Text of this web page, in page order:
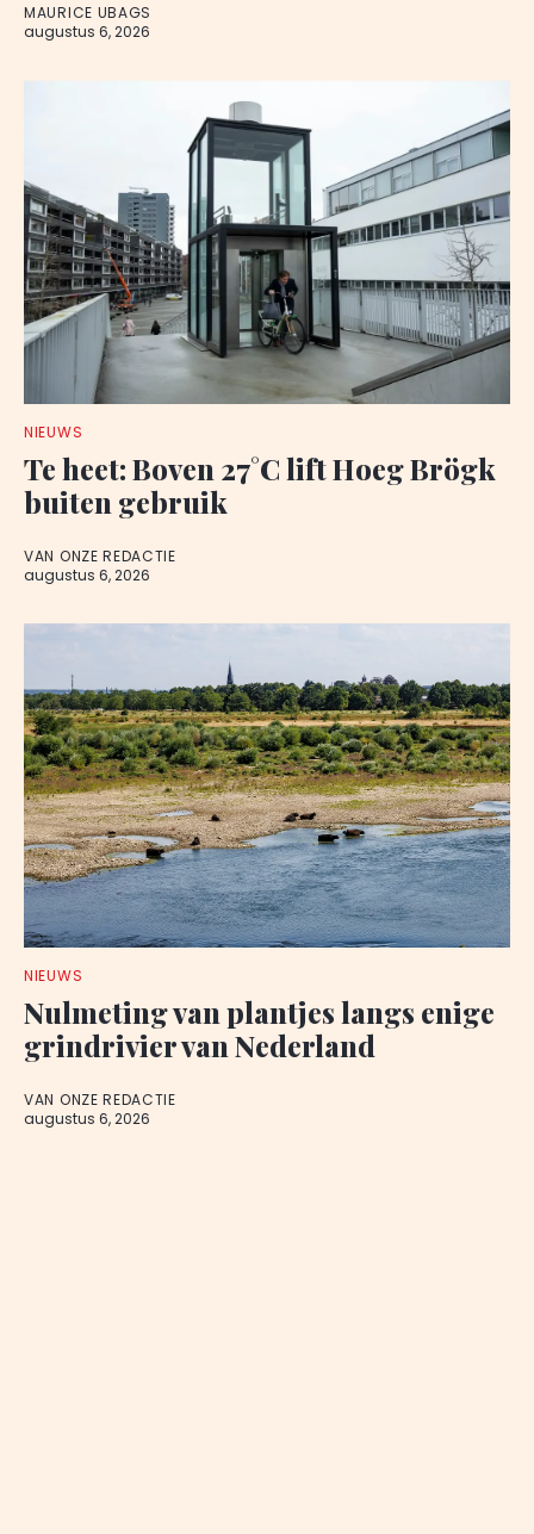
MAURICE UBAGS
augustus 6, 2026
NIEUWS
Te heet: Boven 27°C lift Hoeg Brögk
buiten gebruik
VAN ONZE REDACTIE
augustus 6, 2026
NIEUWS
Nulmeting van plantjes langs enige
grindrivier van Nederland
VAN ONZE REDACTIE
augustus 6, 2026